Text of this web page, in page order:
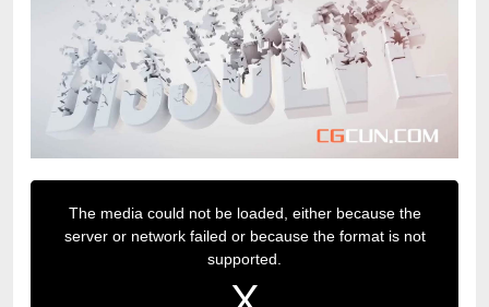
The media could not be loaded, either because the
server or network failed or because the format is not
supported.